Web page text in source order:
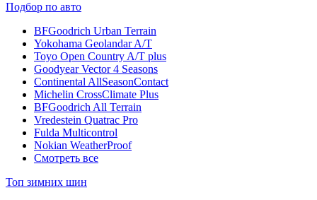
Подбор по авто
BFGoodrich Urban Terrain
Yokohama Geolandar A/T
Toyo Open Country A/T plus
Goodyear Vector 4 Seasons
Continental AllSeasonContact
Michelin CrossClimate Plus
BFGoodrich All Terrain
Vredestein Quatrac Pro
Fulda Multicontrol
Nokian WeatherProof
Смотреть все
Топ зимних шин